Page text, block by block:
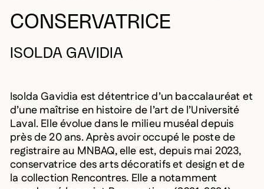
CONSERVATRICE
ISOLDA GAVIDIA
Isolda Gavidia est détentrice d’un baccalauréat et
d’une maîtrise en histoire de l’art de l’Université
Laval. Elle évolue dans le milieu muséal depuis
près de 20 ans. Après avoir occupé le poste de
registraire au MNBAQ, elle est, depuis mai 2023,
conservatrice des arts décoratifs et design et de
la collection Rencontres. Elle a notamment